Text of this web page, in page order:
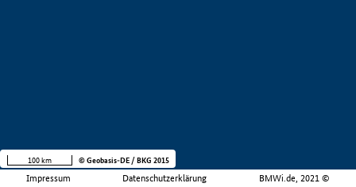
Impressum Datenschutzerklärung BMWi.de, 2021 ©
100 km © Geobasis-DE / BKG 2015